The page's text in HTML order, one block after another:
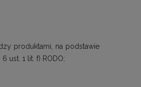
produktami, na podstawie
ust. 1 lit. f) RODO;